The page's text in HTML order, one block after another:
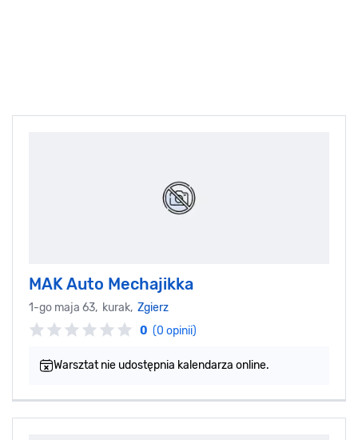
MAK Auto Mechajikka
1-go maja 63, kurak, Zgierz
0 (0 opinii)
Warsztat nie udostępnia kalendarza online.